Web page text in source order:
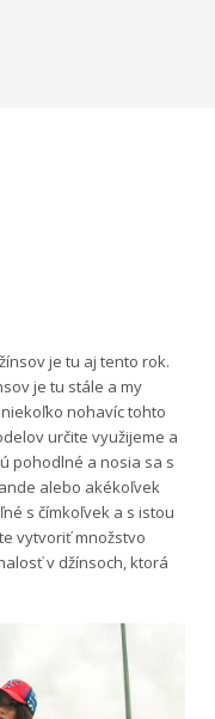
je tu aj tento rok.
je tu stále a my
nohavíc tohto
určite využijeme a
pohodlné a nosia sa s
alebo akékoľvek
s čímkoľvek a s istou
vytvoriť množstvo
v džínsoch, ktorá